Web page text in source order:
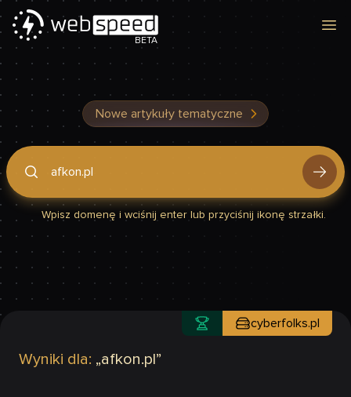
BETA
Nowe artykuły tematyczne
Podaj domenę, by sprawdzić, czy Twoja strona jest szybka
Wpisz domenę i wciśnij enter lub przyciśnij ikonę strzałki.
Wyniki dla: „afkon.pl ”
cyberfolks.pl